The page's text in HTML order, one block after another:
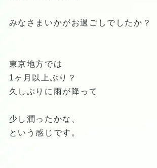
みなさまいかがお過ごしでしたか？
東京地方では
1ヶ月以上ぶり？
久しぶりに雨が降って
少し潤ったかな、
という感じです。